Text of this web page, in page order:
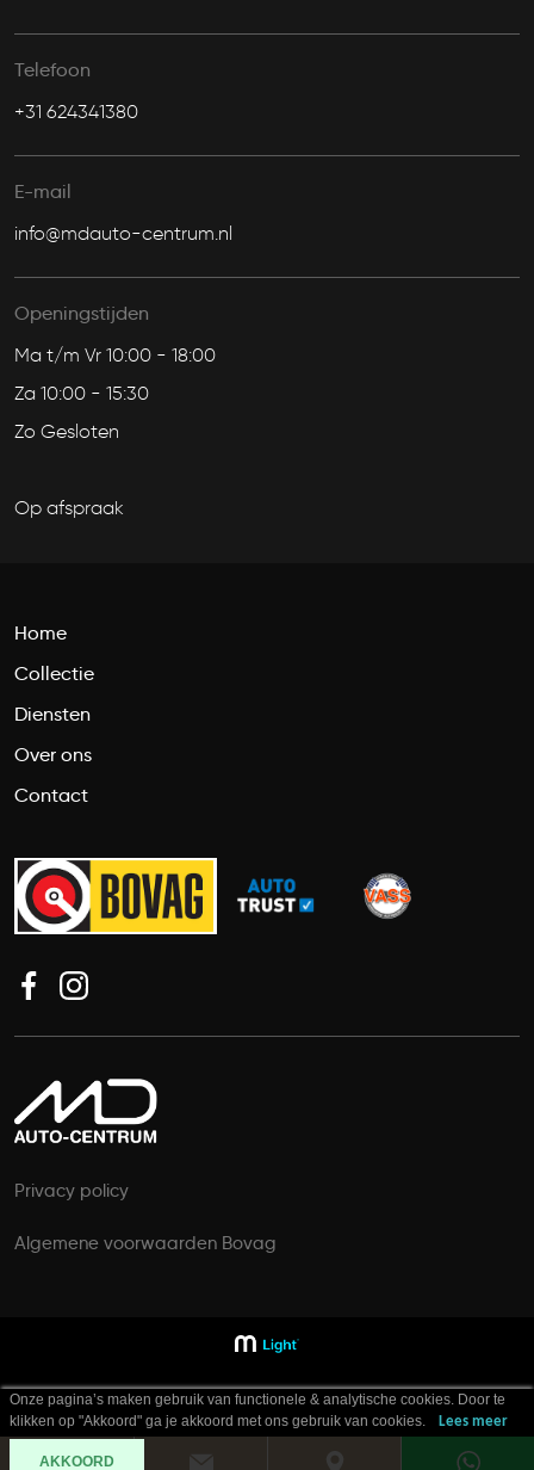
Telefoon
+31 624341380
E-mail
info@mdauto-centrum.nl
Openingstijden
Ma t/m Vr 10:00 - 18:00
Za 10:00 - 15:30
Zo Gesloten
Op afspraak
Home
Collectie
Diensten
Over ons
Contact
Privacy policy
Algemene voorwaarden Bovag
Onze pagina’s maken gebruik van functionele & analytische cookies. Door te
klikken op "Akkoord" ga je akkoord met ons gebruik van cookies.
Lees meer
AKKOORD